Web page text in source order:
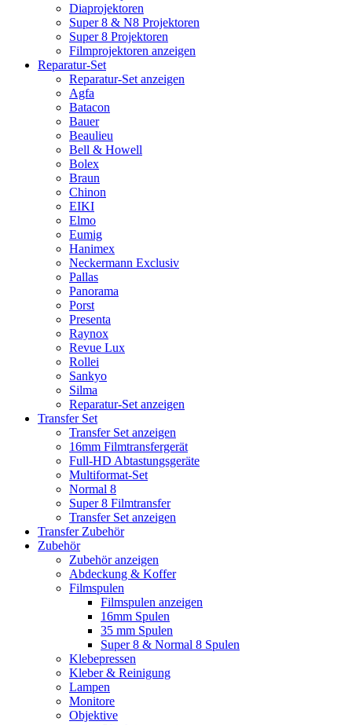
Diaprojektoren
Super 8 & N8 Projektoren
Super 8 Projektoren
Filmprojektoren anzeigen
Reparatur-Set
Reparatur-Set anzeigen
Agfa
Batacon
Bauer
Beaulieu
Bell & Howell
Bolex
Braun
Chinon
EIKI
Elmo
Eumig
Hanimex
Neckermann Exclusiv
Pallas
Panorama
Porst
Presenta
Raynox
Revue Lux
Rollei
Sankyo
Silma
Reparatur-Set anzeigen
Transfer Set
Transfer Set anzeigen
16mm Filmtransfergerät
Full-HD Abtastungsgeräte
Multiformat-Set
Normal 8
Super 8 Filmtransfer
Transfer Set anzeigen
Transfer Zubehör
Zubehör
Zubehör anzeigen
Abdeckung & Koffer
Filmspulen
Filmspulen anzeigen
16mm Spulen
35 mm Spulen
Super 8 & Normal 8 Spulen
Klebepressen
Kleber & Reinigung
Lampen
Monitore
Objektive